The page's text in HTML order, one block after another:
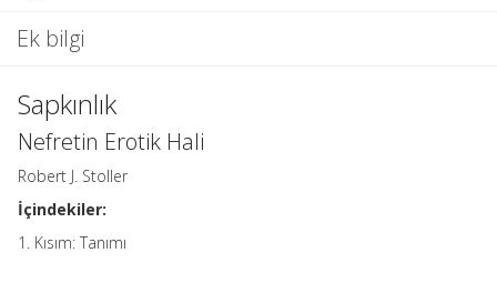
Ek bilgi
Sapkınlık
Nefretin Erotik Hali
Robert J. Stoller
İçindekiler:
1. Kısım: Tanımı